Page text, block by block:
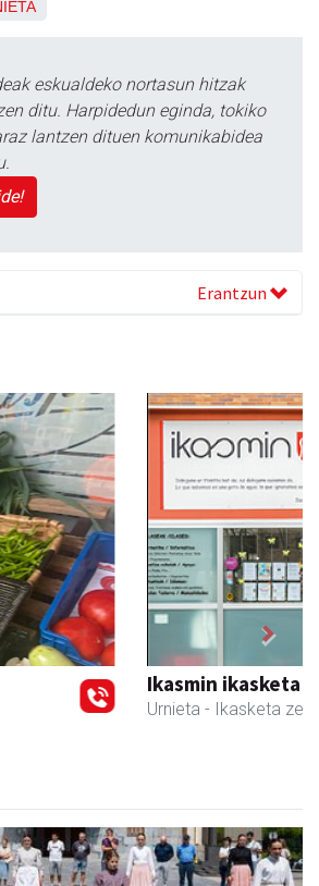
eskualdeko nortasun hitzak
ditu. Harpidedun eginda, tokiko
lantzen dituen komunikabidea
Erantzun
Next